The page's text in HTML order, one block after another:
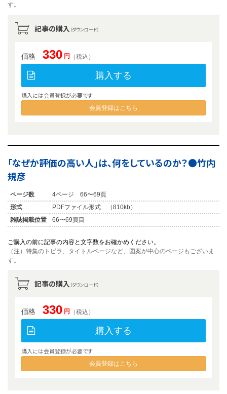
す。
記事の購入 （ダウンロード）
価格 330 円 （税込）
購入する
購入には会員登録が必要です
会員登録はこちら
「なぜか評価の高い人」は、何をしているのか？●竹内
規彦
ページ数
4ページ 66〜69頁
形式
PDFファイル形式 （810kb）
雑誌掲載位置
66〜69頁目
ご購入の前に記事の内容と文字数をお確かめください。
（注）特集のトビラ、タイトルページなど、図案が中心のページもございま
す。
記事の購入 （ダウンロード）
価格 330 円 （税込）
購入する
購入には会員登録が必要です
会員登録はこちら